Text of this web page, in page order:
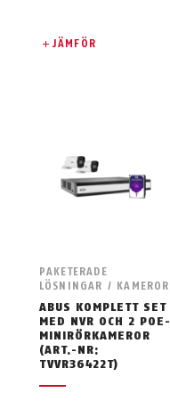
JÄMFÖR
PAKETERADE
LÖSNINGAR / KAMEROR
ABUS KOMPLETT SET
MED NVR OCH 2 POE-
MINIRÖRKAMEROR
(ART.-NR:
TVVR36422T)